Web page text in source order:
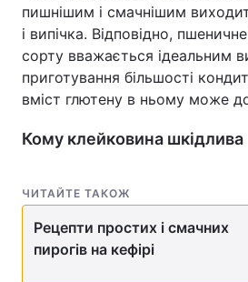
пишнішим і смачнішим
і випічка. Відповідно,
сорту вважається ідеальним
приготування більшості
вміст глютену в ньому може
Кому клейковина шкідлива
ЧИТАЙТЕ ТАКОЖ
Рецепти простих і смачних
пирогів на кефірі